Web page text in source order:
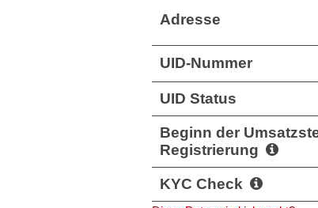
Adresse
UID-Nummer
UID Status
Beginn der
Registrierung
KYC Check